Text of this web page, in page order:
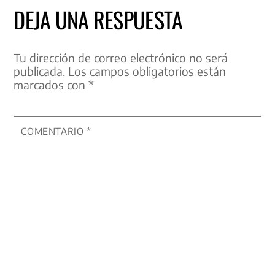
DEJA UNA RESPUESTA
Tu dirección de correo electrónico no será
publicada. Los campos obligatorios están
marcados con*
COMENTARIO*